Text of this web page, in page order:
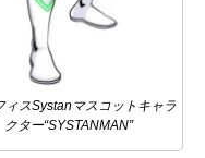
ィスSystanマスコットキャラ
クター“SYSTANMAN”